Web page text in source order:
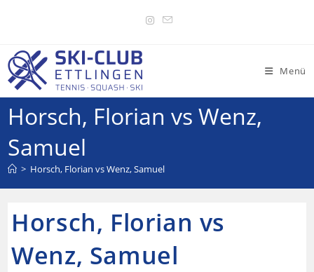
Menü
Horsch, Florian vs Wenz,
Samuel
> Horsch, Florian vs Wenz, Samuel
Horsch, Florian vs
Wenz, Samuel